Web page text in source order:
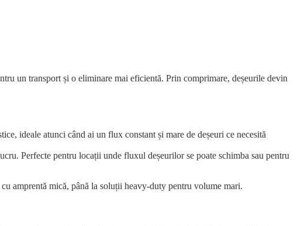
un transport și o eliminare mai eficientă. Prin comprimare, deșeurile devin
ideale atunci când ai un flux constant și mare de deșeuri ce necesită
Perfecte pentru locații unde fluxul deșeurilor se poate schimba sau pentru
amprentă mică, până la soluții heavy-duty pentru volume mari.